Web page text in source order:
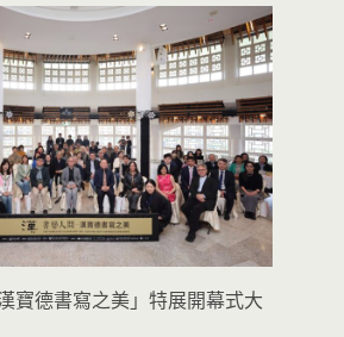
寶德書寫之美」特展開幕式大